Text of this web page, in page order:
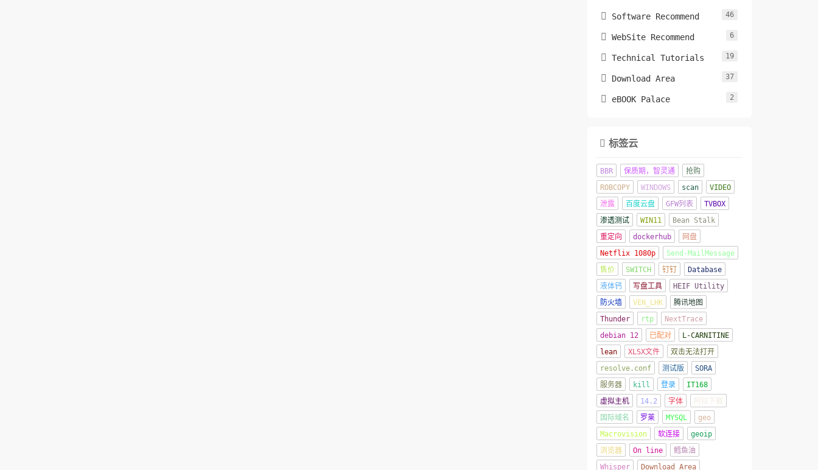
 Software Recommend 46
 WebSite Recommend 6
 Technical Tutorials 19
 Download Area 37
 eBOOK Palace 2
 标签云
BBR 保质期，智灵通
抢购
ROBCOPY
WINDOWS scan
VIDEO
泄露
百度云盘 GFW列表
TVBOX
渗透测试
WIN11
Bean Stalk
重定向
dockerhub
网盘
Netflix 1080p
Send-MailMessage
售价
SWITCH 钉钉
Database
液体钙
写盘工具
HEIF Utility
防火墙
VEN_LHK
腾讯地图
Thunder
rtp
NextTrace
debian 12
已配对
L-CARNITINE
lean
XLSX文件
双击无法打开
resolve.conf
测试版
SORA
服务器
kill 登录
IT168
虚拟主机
14.2 字体
阿拉下载
国际域名
罗莱 MYSQL
geo
Macrovision
软连接
geoip
浏览器
On line
鳕鱼油
Whisper
Download Area